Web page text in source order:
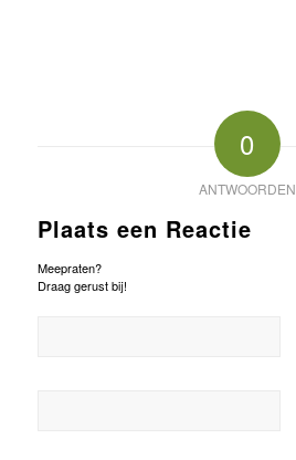
0
ANTWOORDEN
Plaats een Reactie
Meepraten?
Draag gerust bij!